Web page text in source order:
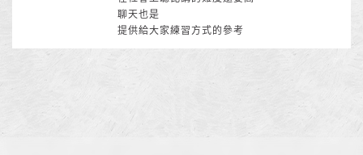
聊天也是
提供給大家練習方式的參考